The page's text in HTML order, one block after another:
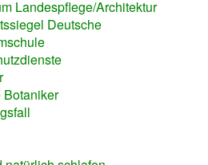
Landespflege/Architektur
Deutsche